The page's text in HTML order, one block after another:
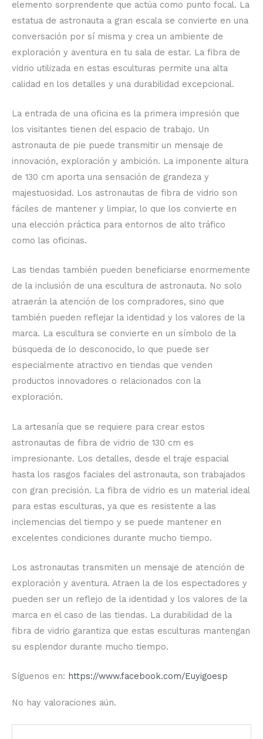
elemento sorprendente que actúa como punto focal. La
estatua de astronauta a gran escala se convierte en una
conversación por sí misma y crea un ambiente de
exploración y aventura en tu sala de estar. La fibra de
vidrio utilizada en estas esculturas permite una alta
calidad en los detalles y una durabilidad excepcional.
La entrada de una oficina es la primera impresión que
los visitantes tienen del espacio de trabajo. Un
astronauta de pie puede transmitir un mensaje de
innovación, exploración y ambición. La imponente altura
de 130 cm aporta una sensación de grandeza y
majestuosidad. Los astronautas de fibra de vidrio son
fáciles de mantener y limpiar, lo que los convierte en
una elección práctica para entornos de alto tráfico
como las oficinas.
Las tiendas también pueden beneficiarse enormemente
de la inclusión de una escultura de astronauta. No solo
atraerán la atención de los compradores, sino que
también pueden reflejar la identidad y los valores de la
marca. La escultura se convierte en un símbolo de la
búsqueda de lo desconocido, lo que puede ser
especialmente atractivo en tiendas que venden
productos innovadores o relacionados con la
exploración.
La artesanía que se requiere para crear estos
astronautas de fibra de vidrio de 130 cm es
impresionante. Los detalles, desde el traje espacial
hasta los rasgos faciales del astronauta, son trabajados
con gran precisión. La fibra de vidrio es un material ideal
para estas esculturas, ya que es resistente a las
inclemencias del tiempo y se puede mantener en
excelentes condiciones durante mucho tiempo.
Los astronautas transmiten un mensaje de atención de
exploración y aventura. Atraen la de los espectadores y
pueden ser un reflejo de la identidad y los valores de la
marca en el caso de las tiendas. La durabilidad de la
fibra de vidrio garantiza que estas esculturas mantengan
su esplendor durante mucho tiempo.
Síguenos en: https://www.facebook.com/Euyigoesp
No hay valoraciones aún.